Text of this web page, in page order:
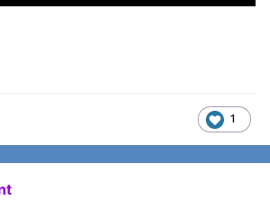
1